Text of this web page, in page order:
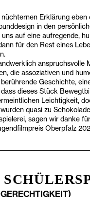
Erklärung
in den
auf eine aufregende,
für den Rest eines
anspruchsvolle
die assoziativen und
Geschichte,
dieses Stück
Leichtigkeit,
quasi zu
sagen wir danke
Oberpfalz